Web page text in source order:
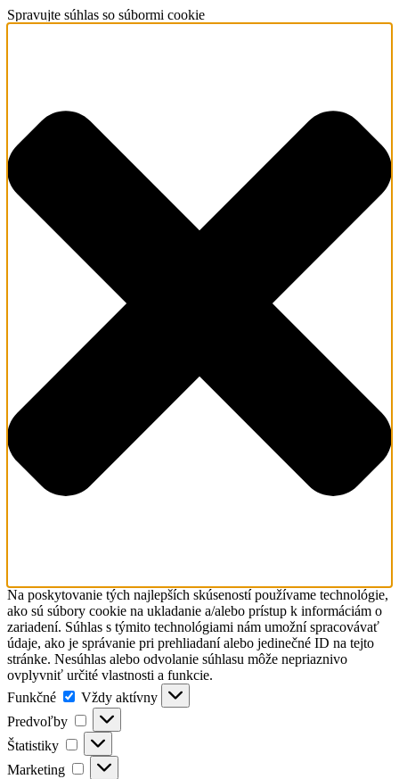
Spravujte súhlas so súbormi cookie
Na poskytovanie tých najlepších skúseností používame technológie,
ako sú súbory cookie na ukladanie a/alebo prístup k informáciám o
zariadení. Súhlas s týmito technológiami nám umožní spracovávať
údaje, ako je správanie pri prehliadaní alebo jedinečné ID na tejto
stránke. Nesúhlas alebo odvolanie súhlasu môže nepriaznivo
ovplyvniť určité vlastnosti a funkcie.
Funkčné
Funkčné
Vždy aktívny
Predvoľby
Predvoľby
Štatistiky Štatistiky
Marketing Marketing